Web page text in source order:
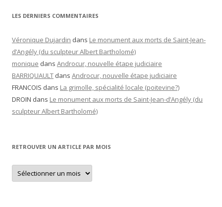
LES DERNIERS COMMENTAIRES
Véronique Dujardin dans Le monument aux morts de Saint-Jean-
d’Angély (du sculpteur Albert Bartholomé)
monique dans Androcur, nouvelle étape judiciaire
BARRIQUAULT dans Androcur, nouvelle étape judiciaire
FRANCOIS dans La grimolle, spécialité locale (poitevine?)
DROIN dans Le monument aux morts de Saint-Jean-d’Angély (du
sculpteur Albert Bartholomé)
RETROUVER UN ARTICLE PAR MOIS
Retrouver
un
article